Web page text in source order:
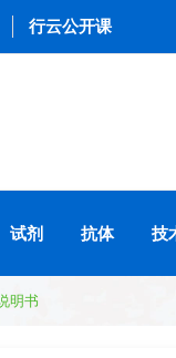
行云公开课
试剂 抗体 技
明书